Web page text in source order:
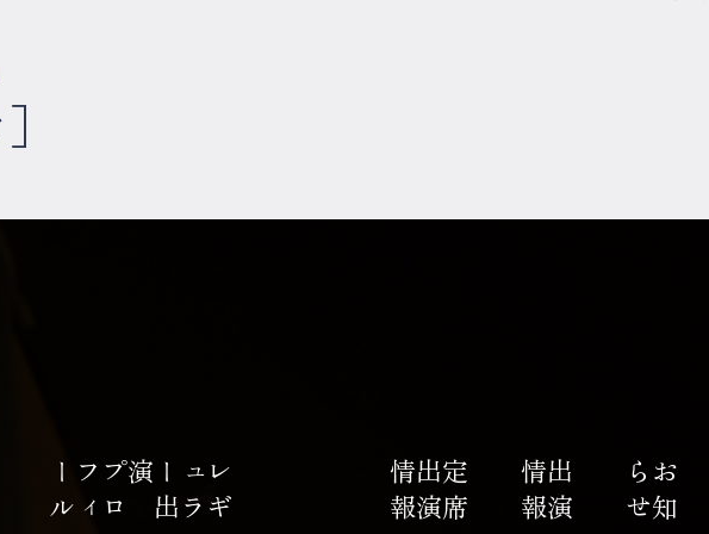
お
知
ら
せ
出
演
情
報
定
席
出
演
情
報
レ
ギ
ュ
ラ
ー
出
演
プ
ロ
フ
ィ
ー
ル